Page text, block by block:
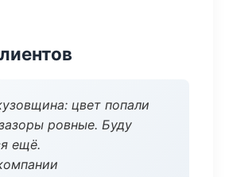
цвет попали
ровные. Буду
ещё.